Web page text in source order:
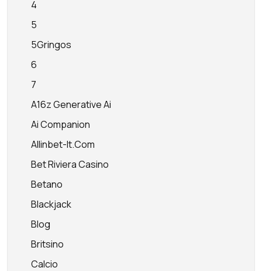
4
5
5Gringos
6
7
A16z Generative Ai
Ai Companion
Allinbet-It.com
Bet Riviera Casino
Betano
Blackjack
Blog
Britsino
Calcio